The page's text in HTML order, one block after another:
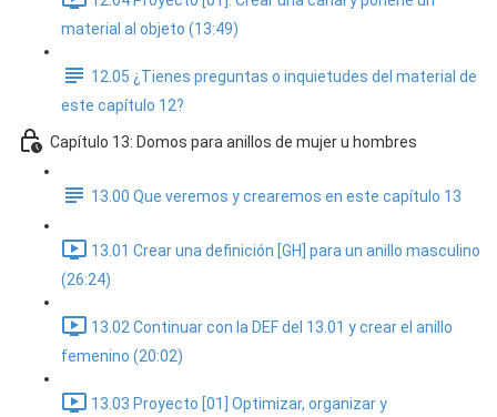
material al objeto (13:49)
12.05 ¿Tienes preguntas o inquietudes del material de
este capítulo 12?
Capítulo 13: Domos para anillos de mujer u hombres
13.00 Que veremos y crearemos en este capítulo 13
13.01 Crear una definición [GH] para un anillo masculino
(26:24)
13.02 Continuar con la DEF del 13.01 y crear el anillo
femenino (20:02)
13.03 Proyecto [01] Optimizar, organizar y